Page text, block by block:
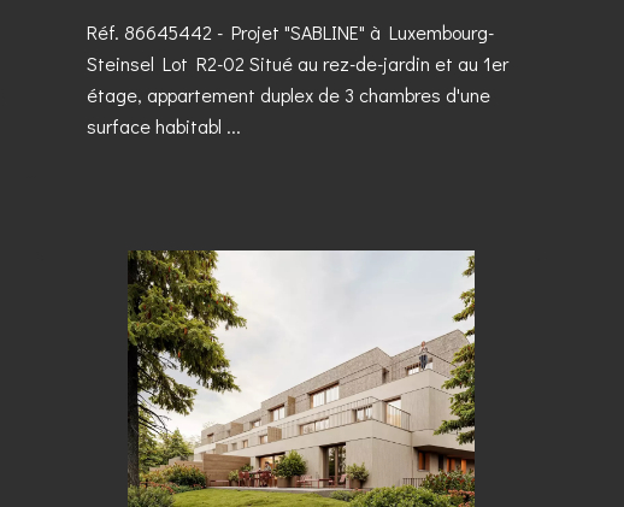
Réf. 86645442 - Projet "SABLINE" à Luxembourg-
Steinsel Lot R2-02 Situé au rez-de-jardin et au 1er
étage, appartement duplex de 3 chambres d'une
surface habitabl ...